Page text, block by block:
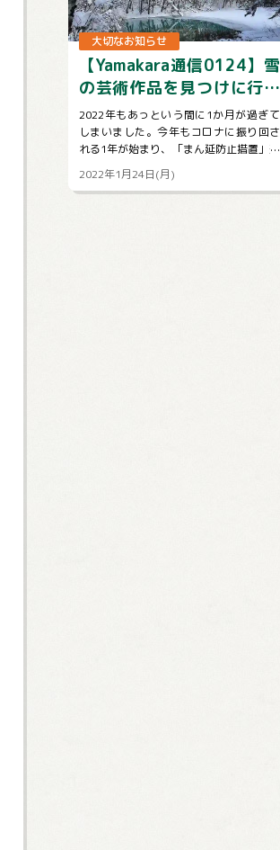
大切なお知らせ
【Yamakara通信0124】雪
の芸術作品を見つけに行き
ませんか
2022年もあっという間に1か月が過ぎて
しまいました。今年もコロナに振り回さ
れる1年が始まり、「まん延防止措置」適
用を政府に要請と言うニュースばかり目
にする日々が続いていますが、コロ...
2022年1月24日(月)